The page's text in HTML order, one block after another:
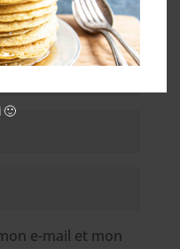
e-mail et mon
🙂